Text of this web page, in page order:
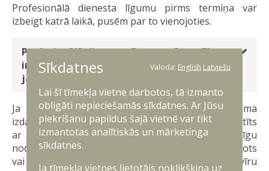
Profesionālā dienesta līgumu pirms termiņa var
izbeigt katrā laikā, pusēm par to vienojoties.
Profesionālā dienesta līgumu pēc vadības
iniciatīvas ar karavīru pirms termiņa izbeidz,
ja:
Ja karavīrs ir sodīts par noziedzīga nodarījuma
izdarīšanu aiz neuzmanības ar sodu, kas nav saistīts
ar brīvības atņemšanu, ir izdarījis noziedzīgu
nodarījumu aiz neuzmanības, bet no soda atbrīvots
vai uz nereabilitējoša pamata ir izbeigts pret karavīru
Sīkdatnes Valoda: English Latviešu
Lai šī tīmekļa vietne darbotos, tā izmanto
obligāti nepieciešamās sīkdatnes. Ar Jūsu
piekrišanu papildus šajā vietnē var tikt
izmantotas analītiskās un mārketinga
sīkdatnes.
Ja tīmekļa vietnes lietotājs noklikšķina uz